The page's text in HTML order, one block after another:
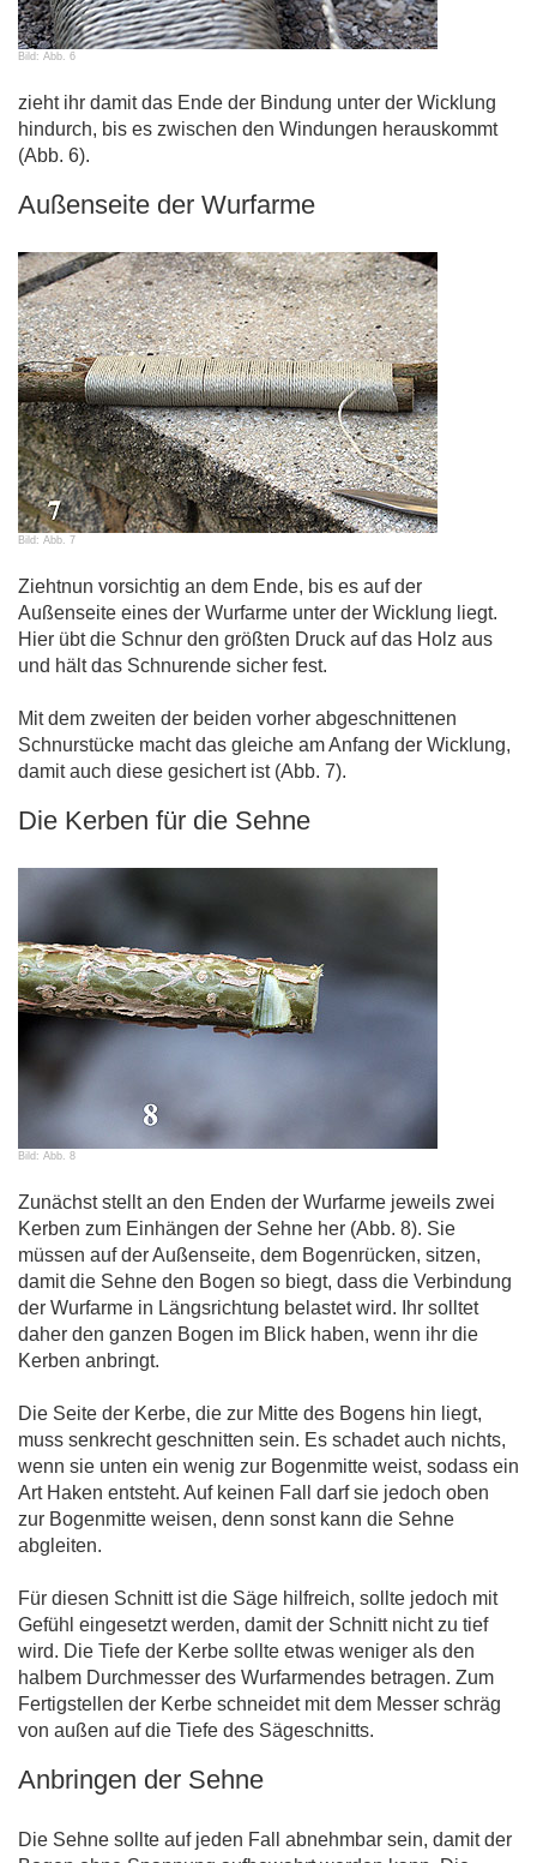
Bild: Abb. 6
zieht ihr damit das Ende der Bindung unter der Wicklung
hindurch, bis es zwischen den Windungen herauskommt
(Abb. 6).
Außenseite der Wurfarme
Bild: Abb. 7
Ziehtnun vorsichtig an dem Ende, bis es auf der
Außenseite eines der Wurfarme unter der Wicklung liegt.
Hier übt die Schnur den größten Druck auf das Holz aus
und hält das Schnurende sicher fest.
Mit dem zweiten der beiden vorher abgeschnittenen
Schnurstücke macht das gleiche am Anfang der Wicklung,
damit auch diese gesichert ist (Abb. 7).
Die Kerben für die Sehne
Bild: Abb. 8
Zunächst stellt an den Enden der Wurfarme jeweils zwei
Kerben zum Einhängen der Sehne her (Abb. 8). Sie
müssen auf der Außenseite, dem Bogenrücken, sitzen,
damit die Sehne den Bogen so biegt, dass die Verbindung
der Wurfarme in Längsrichtung belastet wird. Ihr solltet
daher den ganzen Bogen im Blick haben, wenn ihr die
Kerben anbringt.
Die Seite der Kerbe, die zur Mitte des Bogens hin liegt,
muss senkrecht geschnitten sein. Es schadet auch nichts,
wenn sie unten ein wenig zur Bogenmitte weist, sodass ein
Art Haken entsteht. Auf keinen Fall darf sie jedoch oben
zur Bogenmitte weisen, denn sonst kann die Sehne
abgleiten.
Für diesen Schnitt ist die Säge hilfreich, sollte jedoch mit
Gefühl eingesetzt werden, damit der Schnitt nicht zu tief
wird. Die Tiefe der Kerbe sollte etwas weniger als den
halbem Durchmesser des Wurfarmendes betragen. Zum
Fertigstellen der Kerbe schneidet mit dem Messer schräg
von außen auf die Tiefe des Sägeschnitts.
Anbringen der Sehne
Die Sehne sollte auf jeden Fall abnehmbar sein, damit der